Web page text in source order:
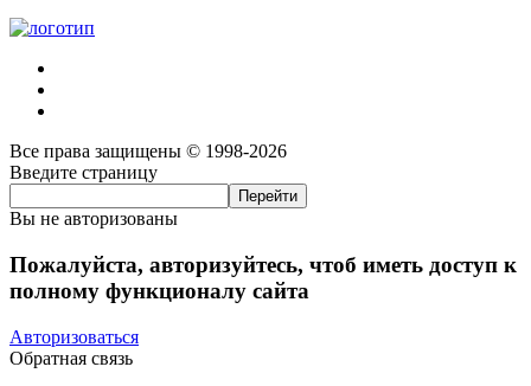
Все права защищены © 1998-2026
Введите страницу
Вы не авторизованы
Пожалуйста, авторизуйтесь, чтоб иметь доступ к
полному функционалу сайта
Авторизоваться
Обратная связь